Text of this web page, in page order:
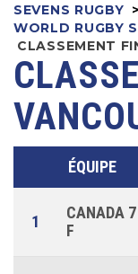
SEVENS RUGBY >
WORLD RUGBY
CLASSEMENT
ÉQUIPE
1
CANADA 7
F